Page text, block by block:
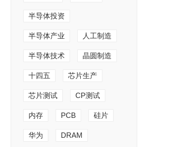
半导体投资
半导体产业 人工制造
半导体技术 晶圆制造
十四五 芯片生产
芯片测试 CP测试
内存 PCB 硅片
华为 DRAM